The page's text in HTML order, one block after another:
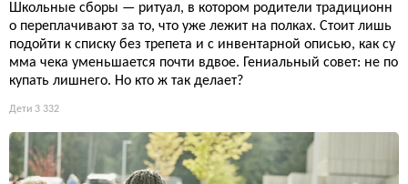
Школьные сборы — ритуал, в котором родители традиционн
о переплачивают за то, что уже лежит на полках. Стоит лишь
подойти к списку без трепета и с инвентарной описью, как су
мма чека уменьшается почти вдвое. Гениальный совет: не по
купать лишнего. Но кто ж так делает?
Дети 3 332